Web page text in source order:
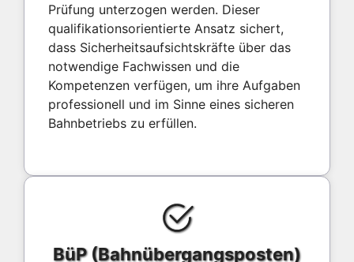
Prüfung unterzogen werden. Dieser
qualifikationsorientierte Ansatz sichert,
dass Sicherheitsaufsichtskräfte über das
notwendige Fachwissen und die
Kompetenzen verfügen, um ihre Aufgaben
professionell und im Sinne eines sicheren
Bahnbetriebs zu erfüllen.
BüP (Bahnübergangsposten)